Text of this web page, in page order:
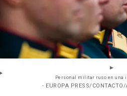
Personal militar ruso en una
- EUROPA PRESS/